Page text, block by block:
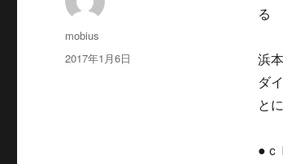
る
浜
ダ
と
●ｃ
投
稿
mobius
投
2017年1月6日